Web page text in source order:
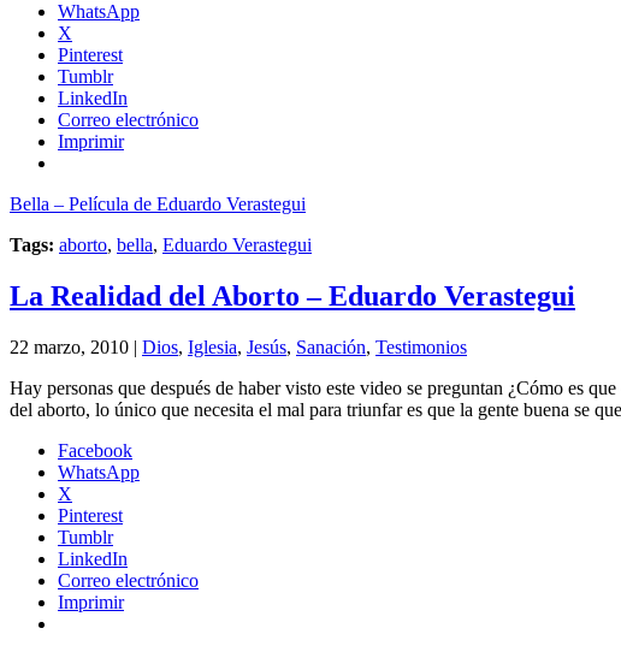
WhatsApp
X
Pinterest
Tumblr
LinkedIn
Correo electrónico
Imprimir
Bella – Película de Eduardo Verastegui
Tags: aborto, bella, Eduardo Verastegui
La Realidad del Aborto – Eduardo Verastegui
22 marzo, 2010 | Dios, Iglesia, Jesús, Sanación, Testimonios
Hay personas que después de haber visto este video se preguntan ¿Cómo es
del aborto, lo único que necesita el mal para triunfar es que la gente buena se
Facebook
WhatsApp
X
Pinterest
Tumblr
LinkedIn
Correo electrónico
Imprimir